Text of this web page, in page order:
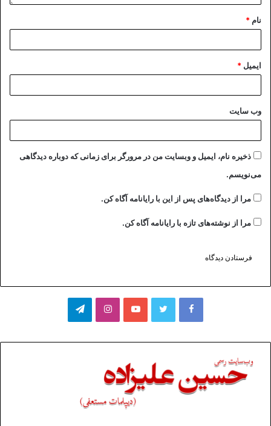
نام *
ایمیل *
وب‌ سایت
ذخیره نام، ایمیل و وبسایت من در مرورگر برای زمانی که دوباره دیدگاهی
می‌نویسم.
مرا از دیدگاه‌های پس از این با رایانامه آگاه کن.
مرا از نوشته‌های تازه با رایانامه آگاه کن.
فیسبوک توییتر یوتیوباینستاگرامتلگرام